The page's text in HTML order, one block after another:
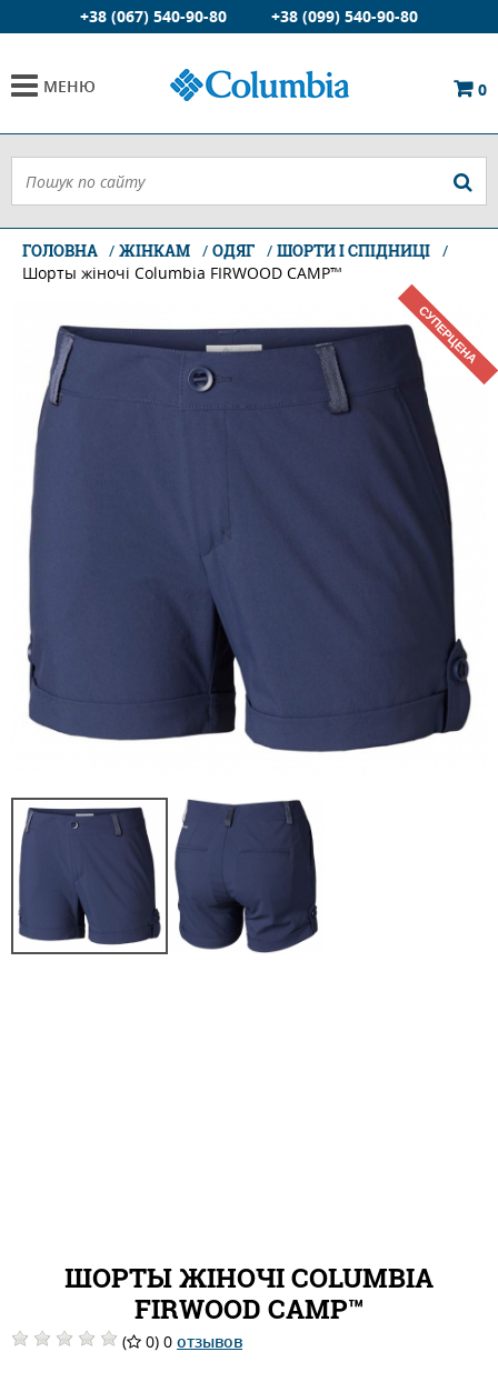
+38 (067) 540-90-80 +38 (099) 540-90-80
МЕНЮ 0
ГОЛОВНА ЖІНКАМ ОДЯГ
ШОРТИ І СПІДНИЦІ
Шорты жіночі Columbia FIRWOOD CAMP™
СУПЕРЦЕНА
ШОРТЫ ЖІНОЧІ COLUMBIA
FIRWOOD CAMP™
( 0) 0 отзывов